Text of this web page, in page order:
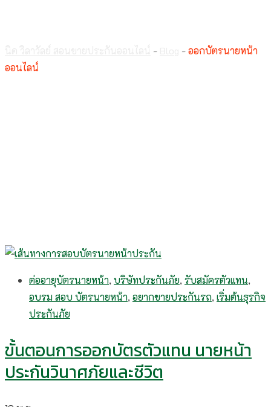
- -ออกบัตรนายหน้า
ออนไลน์
ต่ออายุบัตรนายหน้า, บริษัทประกันภัย, รับสมัครตัวแทน,
อบรม สอบ บัตรนายหน้า, อยากขายประกันรถ, เริ่มต้นธุรกิจ
ประกันภัย
ขั้นตอนการออกบัตรตัวแทน นายหน้า
ประกันวินาศภัยและชีวิต